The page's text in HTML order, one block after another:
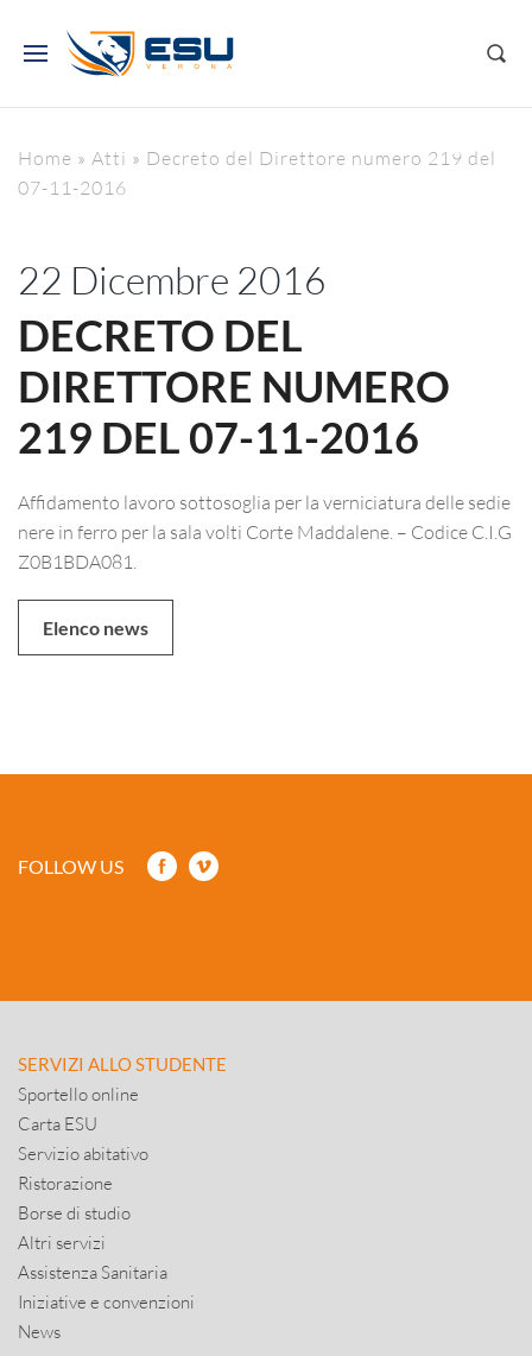
Home » Atti » Decreto del Direttore numero 219 del
07-11-2016
22 Dicembre 2016
DECRETO DEL
DIRETTORE NUMERO
219 DEL 07-11-2016
Affidamento lavoro sottosoglia per la verniciatura delle sedie
nere in ferro per la sala volti Corte Maddalene. – Codice C.I.G
Z0B1BDA081.
Elenco news
FOLLOW US
SERVIZI ALLO STUDENTE
Sportello online
Carta ESU
Servizio abitativo
Ristorazione
Borse di studio
Altri servizi
Assistenza Sanitaria
Iniziative e convenzioni
News